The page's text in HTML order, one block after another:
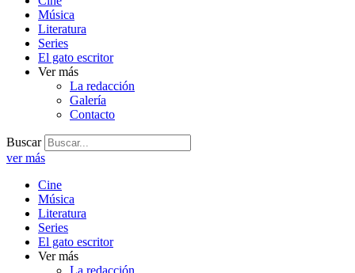
Música
Literatura
Series
El gato escritor
Ver más
La redacción
Galería
Contacto
Buscar
ver más
Cine
Música
Literatura
Series
El gato escritor
Ver más
La redacción